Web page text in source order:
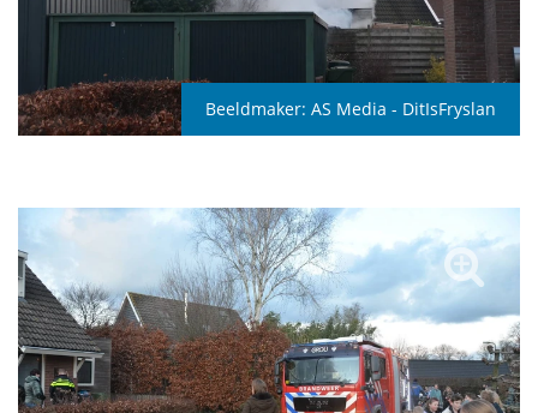
Beeldmaker: AS Media - DitIsFryslan